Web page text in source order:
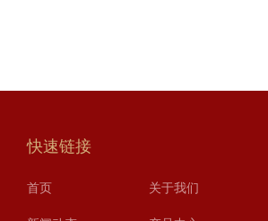
快速链接
首页 关于我们